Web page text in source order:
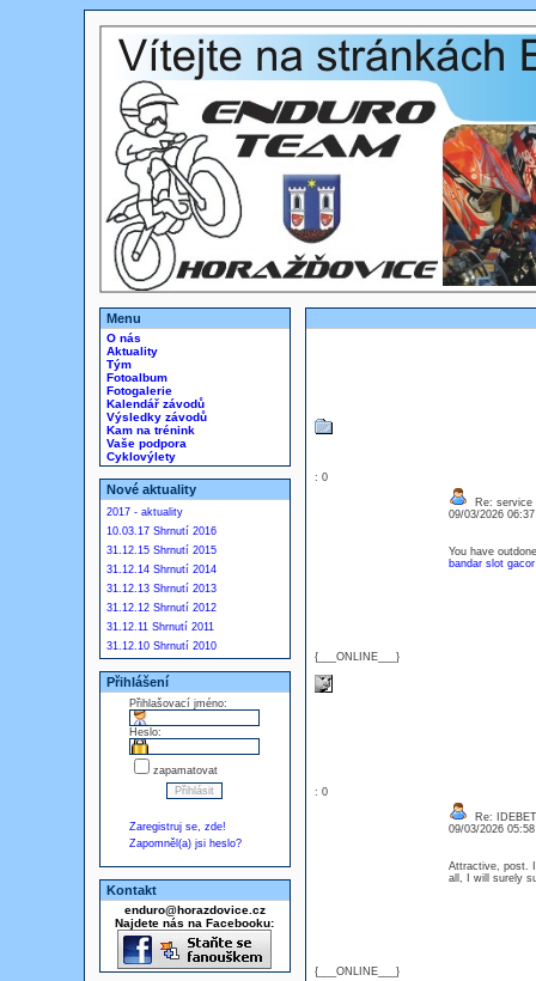
Menu
O nás
Aktuality
Tým
Fotoalbum
Fotogalerie
Kalendář závodů
Výsledky závodů
Kam na trénink
Vaše podpora
Cyklovýlety
Nové aktuality
2017 - aktuality
10.03.17 Shrnutí 2016
31.12.15 Shrnutí 2015
31.12.14 Shrnutí 2014
31.12.13 Shrnutí 2013
31.12.12 Shrnutí 2012
31.12.11 Shrnutí 2011
31.12.10 Shrnutí 2010
Přihlášení
Přihlašovací jméno:
Heslo:
zapamatovat
Zaregistruj se, zde!
Zapomněl(a) jsi heslo?
Kontakt
enduro@horazdovice.cz
Najdete nás na Facebooku:
: 0
{___ONLINE___}
Re: service
09/03/2026
You have
bandar slot gacor
: 0
{___ONLINE___}
Re: IDEBET
09/03/2026
Attractive, post.
all, I will surely